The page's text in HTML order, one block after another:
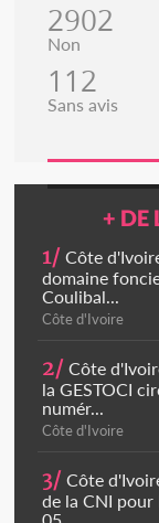
2902
Non
112
Sans avis
+ DE
1/ Côte
domaine
Coulibal...
Côte d'Ivoire
2/ Côte
la GESTOCI
numér...
Côte d'Ivoire
3/ Côte
de la CNI pour